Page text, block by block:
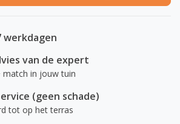
werkdagen
van de expert
in jouw tuin
(geen schade)
tot op het terras